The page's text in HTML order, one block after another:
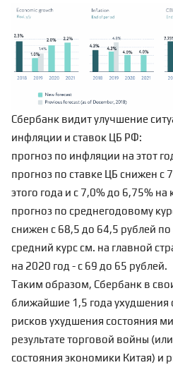
Сбербанк видит улучшение
инфляции и ставок ЦБ РФ:
прогноз по инфляции на этот
прогноз по ставке ЦБ снижен с
этого года и с 7,0% до 6,75% на
прогноз по среднегодовому
снижен с 68,5 до 64,5 рублей по
средний курс см. на главной
на 2020 год - с 69 до 65 рублей.
Таким образом, Сбербанк в
ближайшие 1,5 года ухудшения
рисков ухудшения состояния
результатеторговой войны
состояния экономики Китая) и